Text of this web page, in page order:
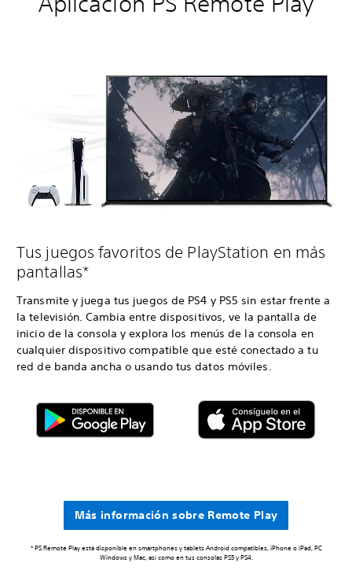
Tus juegos favoritos de PlayStation en más
pantallas*
Transmite y juega tus juegos de PS4 y PS5 sin estar frente a
la televisión. Cambia entre dispositivos, ve la pantalla de
inicio de la consola y explora los menús de la consola en
cualquier dispositivo compatible que esté conectado a tu
red de banda ancha o usando tus datos móviles.
Más información sobre Remote Play
* PS Remote Play está disponible en smartphones y tablets Android compatibles, iPhone o iPad, PC
Windows y Mac, así como en tus consolas PS5 y PS4.